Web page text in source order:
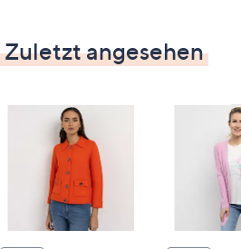
Zuletzt angesehen